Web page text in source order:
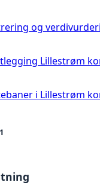
og
Lillestrøm
i Lillestrøm
1